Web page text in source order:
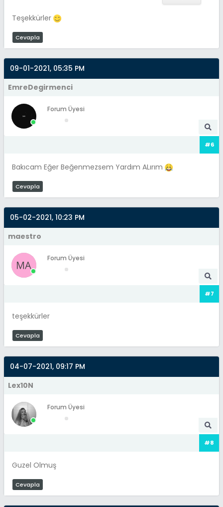
Teşekkürler
Cevapla
09-01-2021, 05:35 PM
EmreDegirmenci
Forum Üyesi
#6
Bakıcam Eğer Beğenmezsem Yardım ALırım
Cevapla
05-02-2021, 10:23 PM
maestro
Forum Üyesi
#7
teşekkürler
Cevapla
04-07-2021, 09:17 PM
Lex10N
Forum Üyesi
#8
Guzel Olmuş
Cevapla